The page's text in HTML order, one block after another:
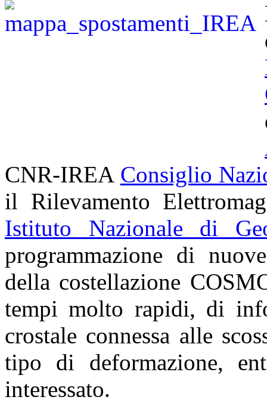
CNR-IREA Consiglio
il Rilevamento
Istituto Nazionale di
programmazione di
della costellazione
tempi molto rapidi, di
crostale connessa alle
tipo di deformazione,
interessato.